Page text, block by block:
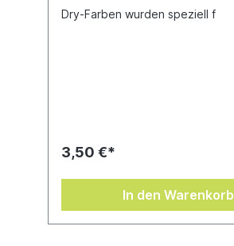
Dry-Farben wurden speziell f
3,50 €*
In den Warenkorb